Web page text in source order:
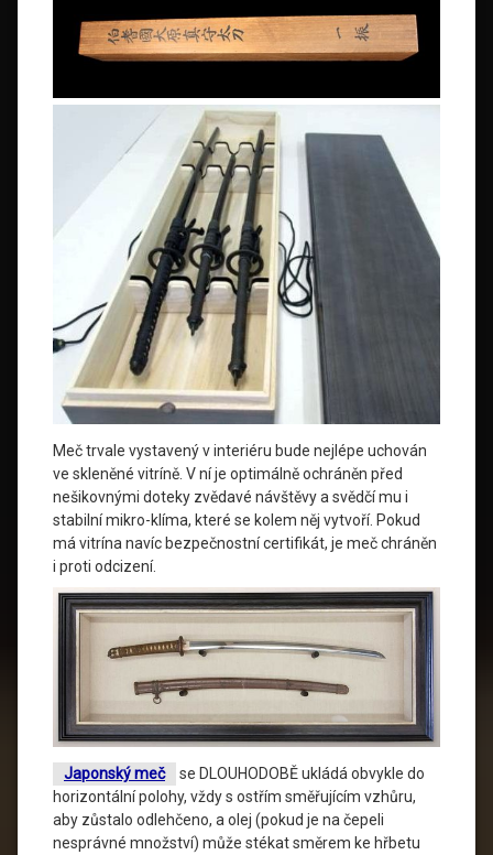
Meč trvale vystavený v interiéru bude nejlépe uchován
ve skleněné vitríně. V ní je optimálně ochráněn před
nešikovnými doteky zvědavé návštěvy a svědčí mu i
stabilní mikro-klíma, které se kolem něj vytvoří. Pokud
má vitrína navíc bezpečnostní certifikát, je meč chráněn
i proti odcizení.
Japonský meč
se DLOUHODOBĚ ukládá obvykle do
horizontální polohy, vždy s ostřím směřujícím vzhůru,
aby zůstalo odlehčeno, a olej (pokud je na čepeli
nesprávné množství) může stékat směrem ke hřbetu